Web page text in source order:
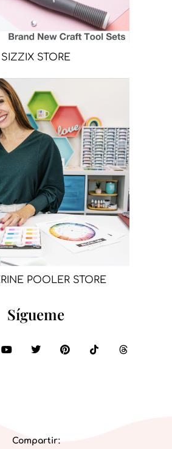
SIZZIX STORE
POOLER STORE
Sígueme
Compartir: